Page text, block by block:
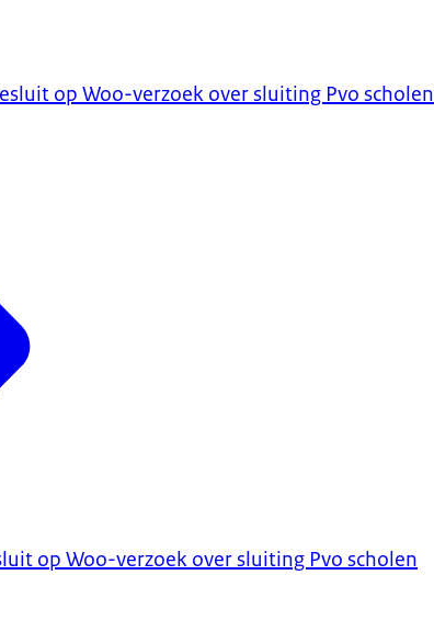
op Woo-verzoek over sluiting Pvo scholen
op Woo-verzoek over sluiting Pvo scholen